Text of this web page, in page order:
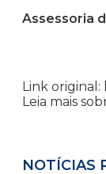
Assessoria
Link original:
Leia mais
NOTÍCIAS